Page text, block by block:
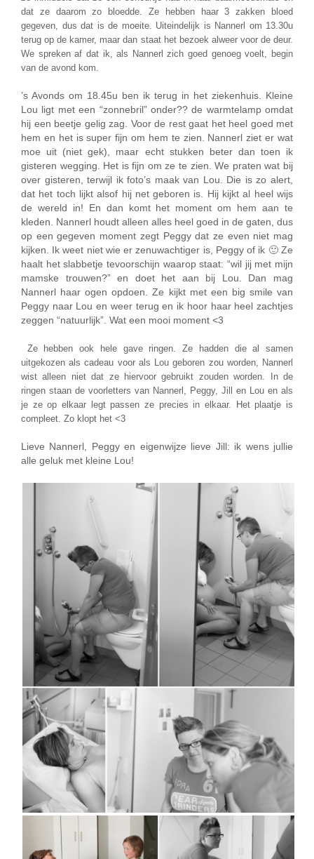
dat ze daarom zo bloedde. Ze hebben haar 3 zakken bloed
gegeven, dus dat is de moeite. Uiteindelijk is Nannerl om 13.30u
terug op de kamer, maar dan staat het bezoek alweer voor de deur.
We spreken af dat ik, als Nannerl zich goed genoeg voelt, begin
van de avond kom.
’s Avonds om 18.45u ben ik terug in het ziekenhuis. Kleine
Lou ligt met een “zonnebril” onder?? de warmtelamp omdat
hij een beetje gelig zag. Voor de rest gaat het heel goed met
hem en het is super fijn om hem te zien. Nannerl ziet er wat
moe uit (niet gek), maar echt stukken beter dan toen ik
gisteren wegging. Het is fijn om ze te zien. We praten wat bij
over gisteren, terwijl ik foto’s maak van Lou. Die is zo alert,
dat het toch lijkt alsof hij net geboren is. Hij kijkt al heel wijs
de wereld in! En dan komt het moment om hem aan te
kleden. Nannerl houdt alleen alles heel goed in de gaten, dus
op een gegeven moment zegt Peggy dat ze even niet mag
kijken. Ik weet niet wie er zenuwachtiger is, Peggy of ik 🙂 Ze
haalt het slabbetje tevoorschijn waarop staat: “wil jij met mijn
mamske trouwen?” en doet het aan bij Lou. Dan mag
Nannerl haar ogen opdoen. Ze kijkt met een big smile van
Peggy naar Lou en weer terug en ik hoor haar heel zachtjes
zeggen “natuurlijk”. Wat een mooi moment <3
Ze hebben ook hele gave ringen. Ze hadden die al samen
uitgekozen als cadeau voor als Lou geboren zou worden, Nannerl
wist alleen niet dat ze hiervoor gebruikt zouden worden. In de
ringen staan de voorletters van Nannerl, Peggy, Jill en Lou en als
je ze op elkaar legt passen ze precies in elkaar. Het plaatje is
compleet. Zo klopt het <3
Lieve Nannerl, Peggy en eigenwijze lieve Jill: ik wens jullie
alle geluk met kleine Lou!